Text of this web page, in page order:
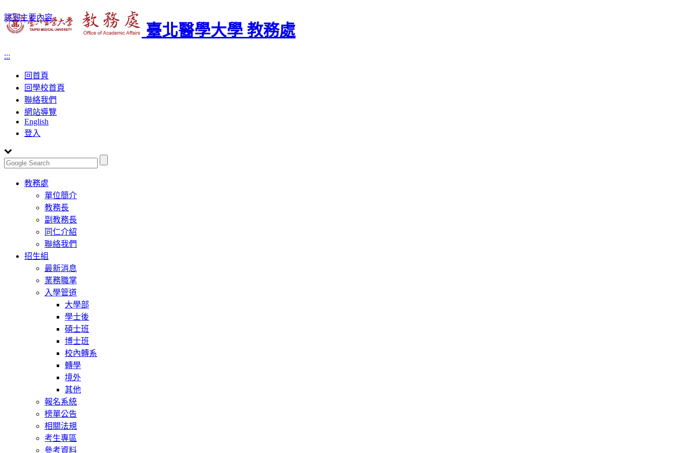
跳到主要內容
臺北醫學大學 教務處
:::
回首頁
回學校首頁
聯絡我們
網站導覽
English
登入
Toggle
navigation
教務處
單位簡介
教務長
副教務長
同仁介紹
聯絡我們
招生組
最新消息
業務職掌
入學管道
大學部
學士後
碩士班
博士班
校內轉系
轉學
境外
其他
報名系統
榜單公告
相關法規
考生專區
參考資料